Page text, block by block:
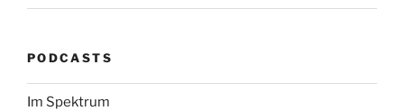
PODCASTS
Im Spektrum